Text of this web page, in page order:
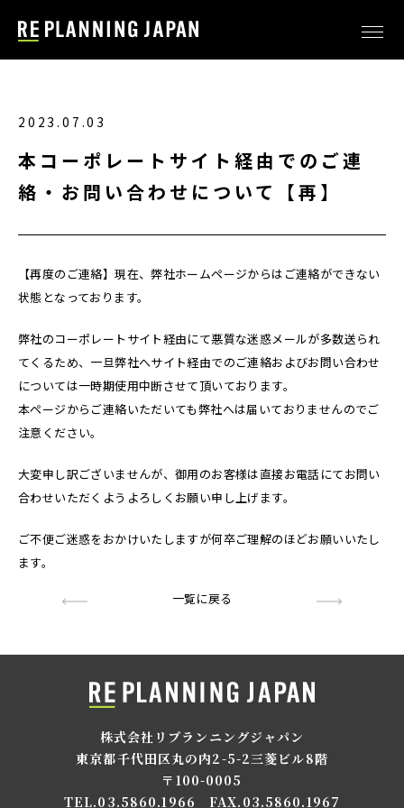
2023.07.03
本コーポレートサイト経由でのご連
絡・お問い合わせについて【再】
【再度のご連絡】現在、弊社ホームページからはご連絡ができない
状態となっております。
弊社のコーポレートサイト経由にて悪質な迷惑メールが多数送られ
てくるため、一旦弊社へサイト経由でのご連絡およびお問い合わせ
については一時期使用中断させて頂いております。
本ページからご連絡いただいても弊社へは届いておりませんのでご
注意ください。
大変申し訳ございませんが、御用のお客様は直接お電話にてお問い
合わせいただくようよろしくお願い申し上げます。
ご不便ご迷惑をおかけいたしますが何卒ご理解のほどお願いいたし
ます。
一覧に戻る
株式会社リプランニングジャパン
東京都千代田区丸の内2-5-2三菱ビル8階
〒100-0005
TEL.03.5860.1966
FAX.03.5860.1967